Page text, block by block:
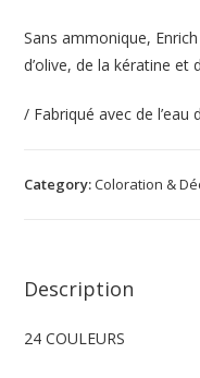
Sans ammonique, Enrich
d’olive, de la kératine et
/ Fabriqué avec de l’eau
Category:Coloration &
Description
24 COULEURS